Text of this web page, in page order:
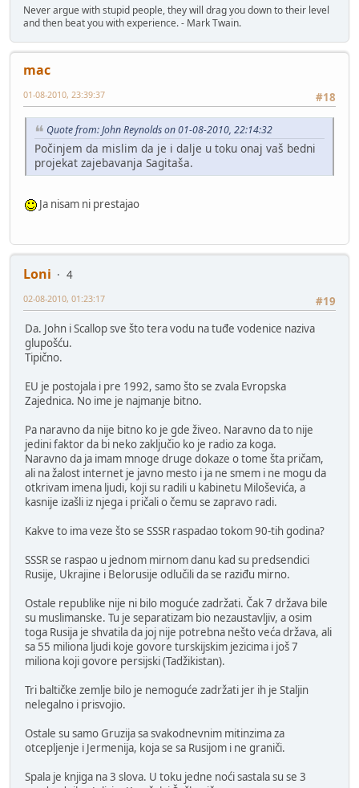
Never argue with stupid people, they will drag you down to their level
and then beat you with experience. - Mark Twain.
mac
#18
01-08-2010, 23:39:37
Quote from: John Reynolds on 01-08-2010, 22:14:32
Počinjem da mislim da je i dalje u toku onaj vaš bedni
projekat zajebavanja Sagitaša.
Ja nisam ni prestajao
Loni
4
#19
02-08-2010, 01:23:17
Da. John i Scallop sve što tera vodu na tuđe vodenice naziva
glupošću.
Tipično.
EU je postojala i pre 1992, samo što se zvala Evropska
Zajednica. No ime je najmanje bitno.
Pa naravno da nije bitno ko je gde živeo. Naravno da to nije
jedini faktor da bi neko zaključio ko je radio za koga.
Naravno da ja imam mnoge druge dokaze o tome šta pričam,
ali na žalost internet je javno mesto i ja ne smem i ne mogu da
otkrivam imena ljudi, koji su radili u kabinetu Miloševića, a
kasnije izašli iz njega i pričali o čemu se zapravo radi.
Kakve to ima veze što se SSSR raspadao tokom 90-tih godina?
SSSR se raspao u jednom mirnom danu kad su predsendici
Rusije, Ukrajine i Belorusije odlučili da se raziđu mirno.
Ostale republike nije ni bilo moguće zadržati. Čak 7 država bile
su muslimanske. Tu je separatizam bio nezaustavljiv, a osim
toga Rusija je shvatila da joj nije potrebna nešto veća država, ali
sa 55 miliona ljudi koje govore turskijskim jezicima i još 7
miliona koji govore persijski (Tadžikistan).
Tri baltičke zemlje bilo je nemoguće zadržati jer ih je Staljin
nelegalno i prisvojio.
Ostale su samo Gruzija sa svakodnevnim mitinzima za
otcepljenje i Jermenija, koja se sa Rusijom i ne graniči.
Spala je knjiga na 3 slova. U toku jedne noći sastala su se 3